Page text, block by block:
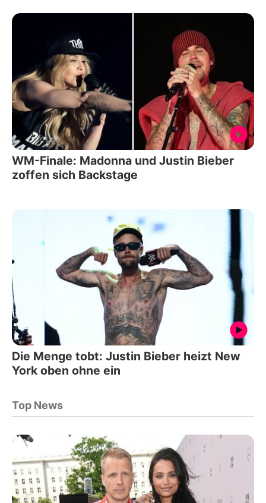
WM-Finale: Madonna und Justin Bieber
zoffen sich Backstage
Die Menge tobt: Justin Bieber heizt New
York oben ohne ein
Top News